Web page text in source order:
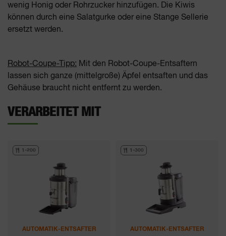
wenig Honig oder Rohrzucker hinzufügen. Die Kiwis
können durch eine Salatgurke oder eine Stange Sellerie
ersetzt werden.
Robot-Coupe-Tipp: Mit den Robot-Coupe-Entsaftern
lassen sich ganze (mittelgroße) Äpfel entsaften und das
Gehäuse braucht nicht entfernt zu werden.
VERARBEITET MIT
1-200
AUTOMATIK-ENTSAFTER
1-300
AUTOMATIK-ENTSAFTER